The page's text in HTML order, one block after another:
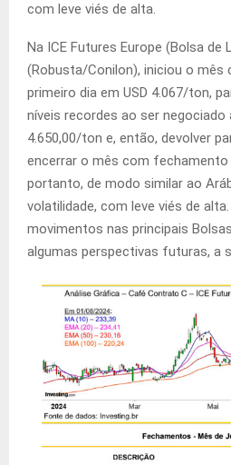
com leve viés de alta.
Na ICE Futures Europe (Bolsa de
(Robusta/Conilon), iniciou o
primeiro dia em USD 4.067/ton,
níveis recordes ao ser negociado
4.650,00/ton e, então, devolver
encerrar o mês com fechamento
portanto, de modo similar ao
volatilidade, com leve viés de
movimentos nas principais
algumas perspectivas futuras, a